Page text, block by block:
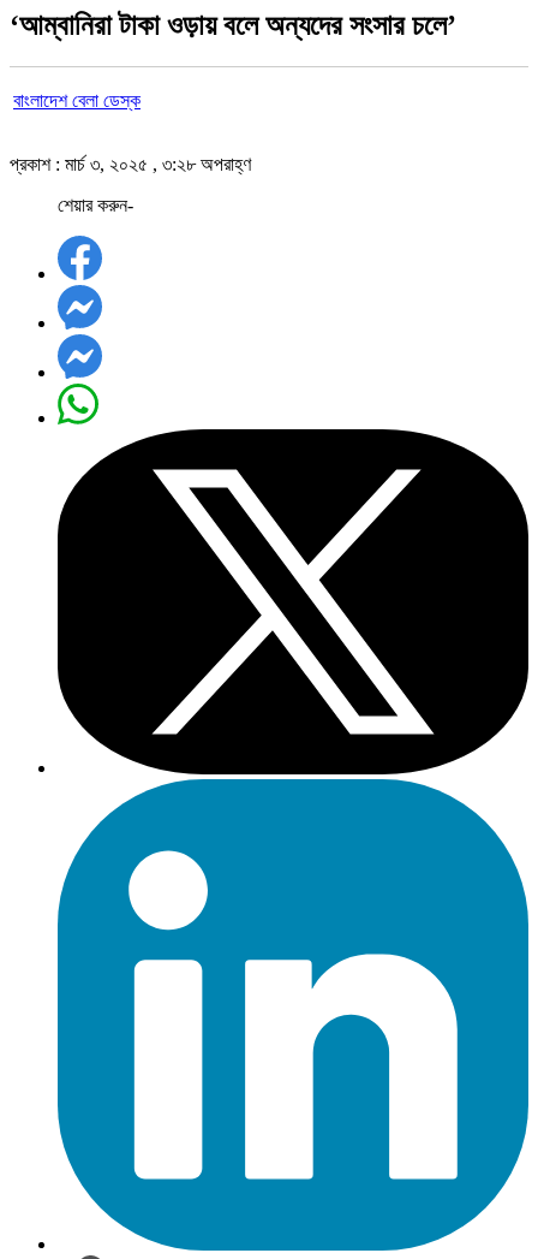
‘আম্বানিরা টাকা ওড়ায় বলে অন্যদের সংসার চলে’
বাংলাদেশ বেলা ডেস্ক
প্রকাশ : মার্চ ৩, ২০২৫ , ৩:২৮ অপরাহ্ণ
শেয়ার করুন-